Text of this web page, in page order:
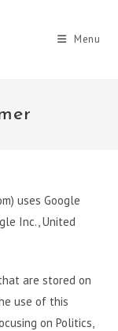
Menu
uses Google
Inc., United
are stored on
use of this
on Politics,